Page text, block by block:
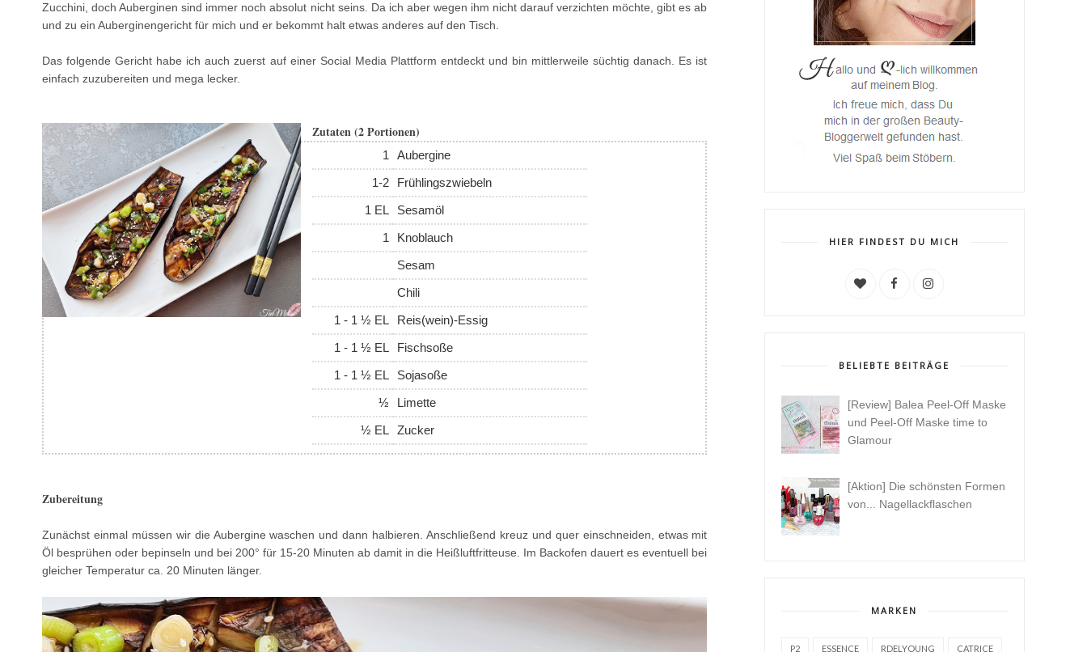
Zucchini, doch Auberginen sind immer noch absolut nicht seins. Da ich aber wegen ihm nicht darauf verzichten möchte, gibt es ab
und zu ein Auberginengericht für mich und er bekommt halt etwas anderes auf den Tisch.
Das folgende Gericht habe ich auch zuerst auf einer Social Media Plattform entdeckt und bin mittlerweile süchtig danach. Es ist
einfach zuzubereiten und mega lecker.
Zutaten (2 Portionen)
1
Aubergine
1-2
Frühlingszwiebeln
1 EL
Sesamöl
1
Knoblauch
Sesam
Chili
1 - 1 ½ EL
Reis(wein)-Essig
1 - 1 ½ EL
Fischsoße
1 - 1 ½ EL
Sojasoße
½
Limette
½ EL Zucker
Zubereitung
Zunächst einmal müssen wir die Aubergine waschen und dann halbieren. Anschließend kreuz und quer einschneiden, etwas mit
Öl besprühen oder bepinseln und bei 200° für 15-20 Minuten ab damit in die Heißluftfritteuse. Im Backofen dauert es eventuell bei
gleicher Temperatur ca. 20 Minuten länger.
HIER FINDEST DU MICH
BELIEBTE BEITRÄGE
[Review] Balea Peel-Off Maske
und Peel-Off Maske time to
Glamour
[Aktion] Die schönsten Formen
von... Nagellackflaschen
MARKEN
P2 ESSENCE RDELYOUNG CATRICE